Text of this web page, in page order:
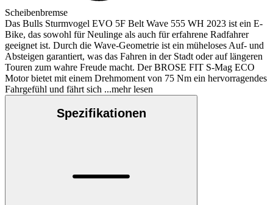
Scheibenbremse
Das Bulls Sturmvogel EVO 5F Belt Wave 555 WH 2023 ist ein E-
Bike, das sowohl für Neulinge als auch für erfahrene Radfahrer
geeignet ist. Durch die Wave-Geometrie ist ein müheloses Auf- und
Absteigen garantiert, was das Fahren in der Stadt oder auf längeren
Touren zum wahre Freude macht. Der BROSE FIT S-Mag ECO
Motor bietet mit einem Drehmoment von 75 Nm ein hervorragendes
Fahrgefühl und fährt sich ...mehr lesen
Spezifikationen